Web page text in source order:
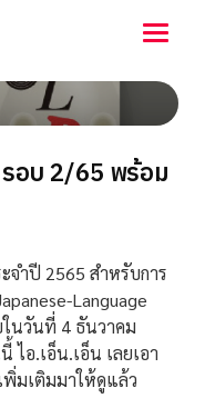
อบ 2/65 พร้อม
ปี 2565 สำหรับการ
Language
ในวันที่ 4 ธันวาคม
ไอ.เอ็น.เอ็น เลยเอา
พิ่มเติมมาให้ดูแล้ว